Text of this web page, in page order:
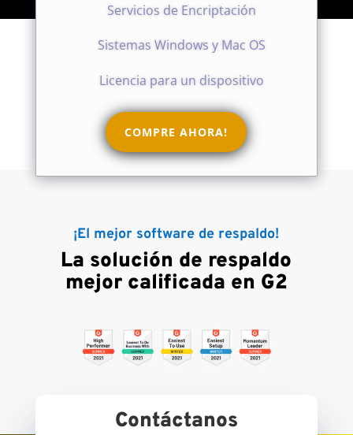
Servicios de Encriptación
Sistemas Windows y Mac OS
Licencia para un dispositivo
COMPRE AHORA!
¡El mejor software de respaldo!
La solución de respaldo
mejor calificada en G2
Contáctanos